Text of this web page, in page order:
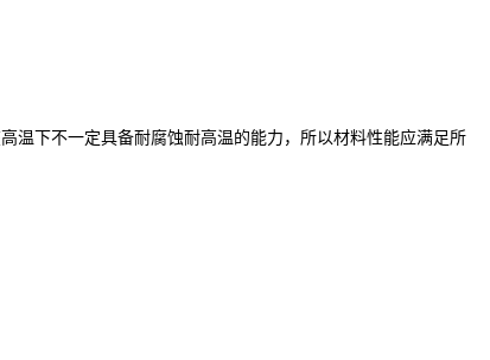
下不一定具备耐腐蚀耐高温的能力，所以材料性能应满足所